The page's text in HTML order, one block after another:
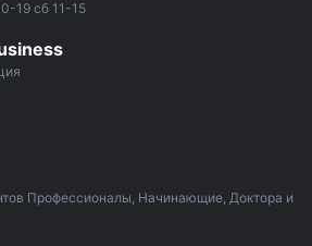
19 сб 11-15
Профессионалы, Начинающие, Доктора и